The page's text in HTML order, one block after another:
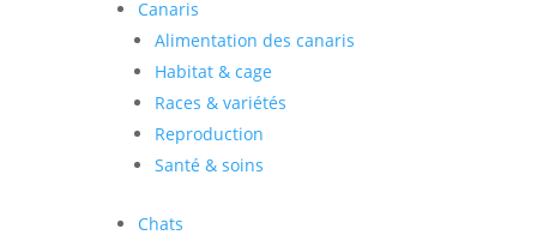
Canaris
Alimentation des canaris
Habitat & cage
Races & variétés
Reproduction
Santé & soins
Chats